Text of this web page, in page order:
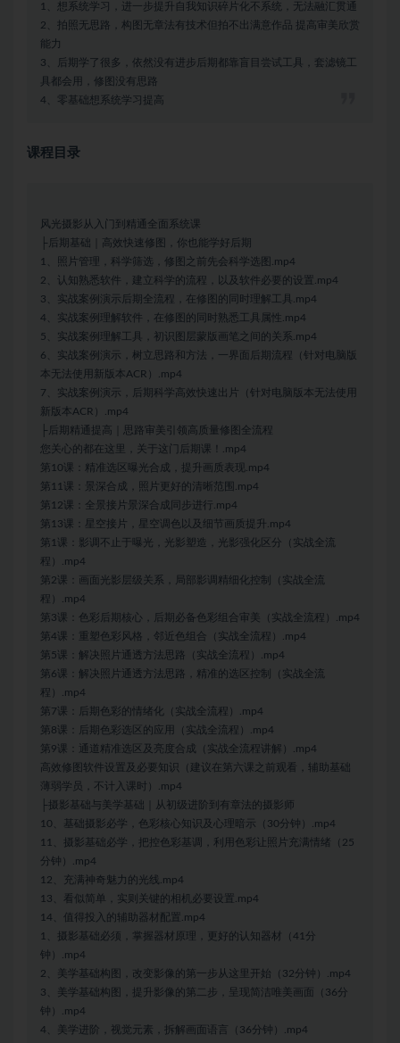
1、想系统学习，进一步提升自我知识碎片化不系统，无法融汇贯通
2、拍照无思路，构图无章法有技术但拍不出满意作品 提高审美欣赏
能力
3、后期学了很多，依然没有进步后期都靠盲目尝试工具，套滤镜工
具都会用，修图没有思路
4、零基础想系统学习提高
课程目录
风光摄影从入门到精通全面系统课
├后期基础｜高效快速修图，你也能学好后期
1、照片管理，科学筛选，修图之前先会科学选图.mp4
2、认知熟悉软件，建立科学的流程，以及软件必要的设置.mp4
3、实战案例演示后期全流程，在修图的同时理解工具.mp4
4、实战案例理解软件，在修图的同时熟悉工具属性.mp4
5、实战案例理解工具，初识图层蒙版画笔之间的关系.mp4
6、实战案例演示，树立思路和方法，一界面后期流程（针对电脑版
本无法使用新版本ACR）.mp4
7、实战案例演示，后期科学高效快速出片（针对电脑版本无法使用
新版本ACR）.mp4
├后期精通提高｜思路审美引领高质量修图全流程
您关心的都在这里，关于这门后期课！.mp4
第10课：精准选区曝光合成，提升画质表现.mp4
第11课：景深合成，照片更好的清晰范围.mp4
第12课：全景接片景深合成同步进行.mp4
第13课：星空接片，星空调色以及细节画质提升.mp4
第1课：影调不止于曝光，光影塑造，光影强化区分（实战全流
程）.mp4
第2课：画面光影层级关系，局部影调精细化控制（实战全流
程）.mp4
第3课：色彩后期核心，后期必备色彩组合审美（实战全流程）.mp4
第4课：重塑色彩风格，邻近色组合（实战全流程）.mp4
第5课：解决照片通透方法思路（实战全流程）.mp4
第6课：解决照片通透方法思路，精准的选区控制（实战全流
程）.mp4
第7课：后期色彩的情绪化（实战全流程）.mp4
第8课：后期色彩选区的应用（实战全流程）.mp4
第9课：通道精准选区及亮度合成（实战全流程讲解）.mp4
高效修图软件设置及必要知识（建议在第六课之前观看，辅助基础
薄弱学员，不计入课时）.mp4
├摄影基础与美学基础｜从初级进阶到有章法的摄影师
10、基础摄影必学，色彩核心知识及心理暗示（30分钟）.mp4
11、摄影基础必学，把控色彩基调，利用色彩让照片充满情绪（25
分钟）.mp4
12、充满神奇魅力的光线.mp4
13、看似简单，实则关键的相机必要设置.mp4
14、值得投入的辅助器材配置.mp4
1、摄影基础必须，掌握器材原理，更好的认知器材（41分
钟）.mp4
2、美学基础构图，改变影像的第一步从这里开始（32分钟）.mp4
3、美学基础构图，提升影像的第二步，呈现简洁唯美画面（36分
钟）.mp4
4、美学进阶，视觉元素，拆解画面语言（36分钟）.mp4